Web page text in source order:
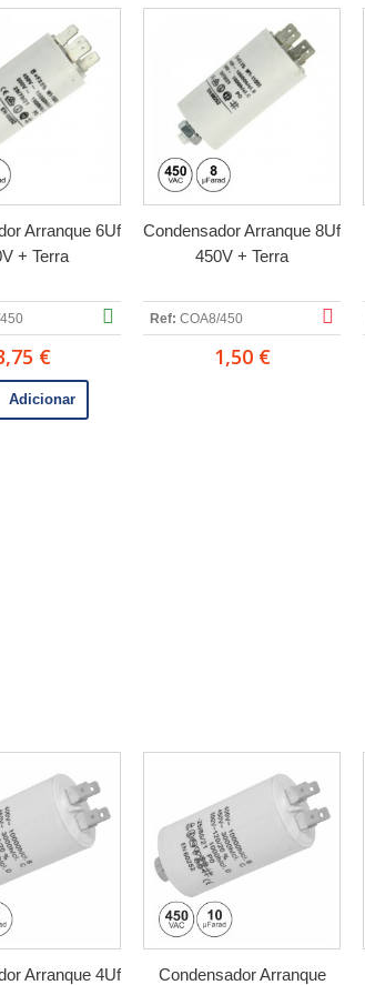
Arranque 6Uf
+ Terra
€
Adicionar
Condensador Arranque 8Uf
450V + Terra
Ref: COA8/450
1,50 €
Arranque 4Uf
Condensador Arranque